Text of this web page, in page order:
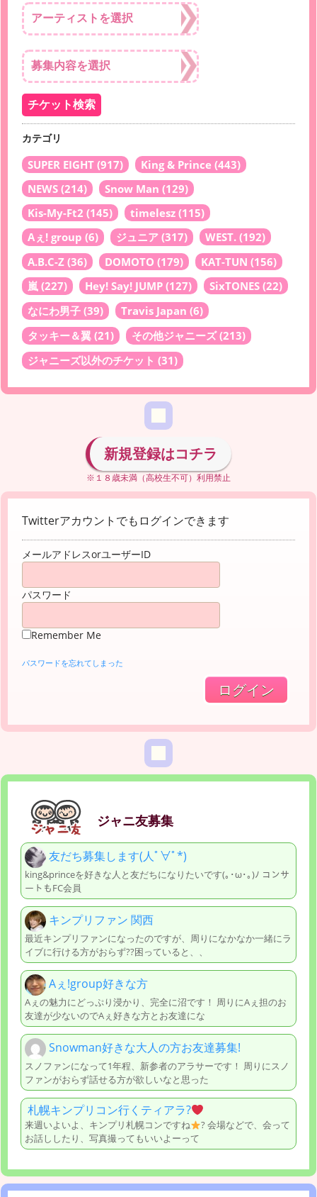
カテゴリ
SUPER EIGHT (917) King & Prince (443)
NEWS (214) Snow Man (129)
Kis-My-Ft2 (145) timelesz (115)
Aぇ! group (6) ジュニア (317) WEST. (192)
A.B.C-Z (36) DOMOTO (179) KAT-TUN (156)
嵐 (227) Hey! Say! JUMP (127) SixTONES (22)
なにわ男子 (39) Travis Japan (6)
タッキー＆翼 (21) その他ジャニーズ(213)
ジャニーズ以外のチケット (31)
新規登録はコチラ
※１８歳未満（高校生不可）利用禁止
Twitterアカウントでもログインできます
メールアドレスorユーザーID
パスワード
Remember Me
パスワードを忘れてしまった
ジャニ友募集
友だち募集します(人ﾟ∀ﾟ*)
king&princeを好きな人と友だちになりたいです(｡･ω･｡)ﾉ コンサ
ートもFC会員
キンプリファン 関西
最近キンプリファンになったのですが、周りになかなか一緒にラ
イブに行ける方がおらず??困っていると、、
Aぇ!group好きな方
Aぇの魅力にどっぷり浸かり、完全に沼です！ 周りにAぇ担のお
友達が少ないのでAぇ好きな方とお友達にな
Snowman好きな大人の方お友達募集!
スノファンになって1年程、新参者のアラサーです！ 周りにスノ
ファンがおらず話せる方が欲しいなと思った
札幌キンプリコン行くティアラ?
来週いよいよ、キンプリ札幌コンですね
? 会場などで、会って
お話ししたり、写真撮ってもいいよーって